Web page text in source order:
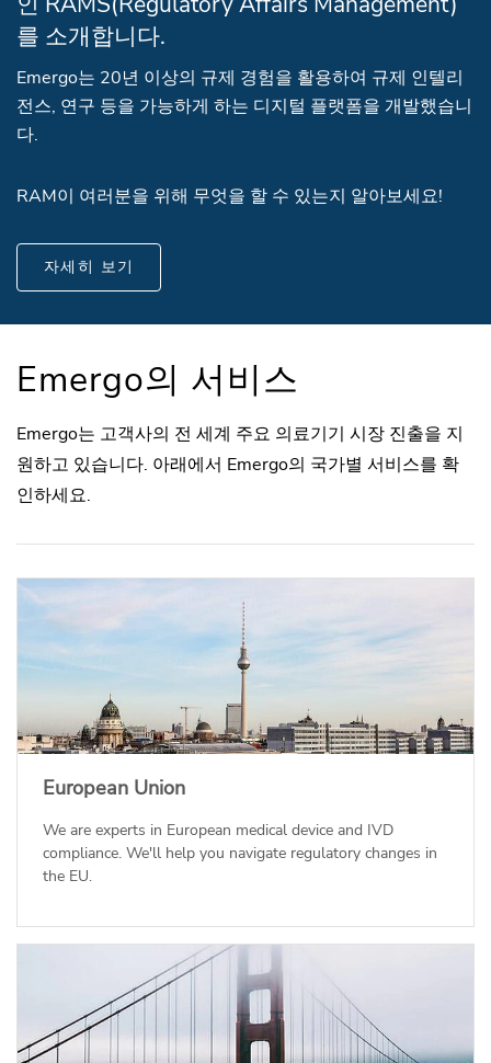
를 소개합니다.
Emergo는 20년 이상의 규제 경험을 활용하여 규제 인텔리
전스, 연구 등을 가능하게 하는 디지털 플랫폼을 개발했습니
다.
RAM이 여러분을 위해 무엇을 할 수 있는지 알아보세요!
자세히 보기
Emergo의 서비스
Emergo는 고객사의 전 세계 주요 의료기기 시장 진출을 지
원하고 있습니다. 아래에서 Emergo의 국가별 서비스를 확
인하세요.
European Union
We are experts in European medical device and IVD
compliance. We'll help you navigate regulatory changes in
the EU.